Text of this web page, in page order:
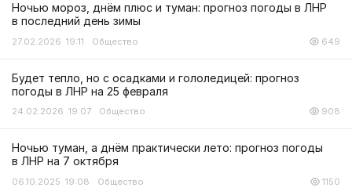
Ночью мороз, днём плюс и туман: прогноз погоды в ЛНР
в последний день зимы
27.02.2026 19:11 Общество 649
Будет тепло, но с осадками и гололедицей: прогноз
погоды в ЛНР на 25 февраля
24.02.2026 19:07 Общество 908
Ночью туман, а днём практически лето: прогноз погоды
в ЛНР на 7 октября
06.10.2025 19:08 Общество 1150